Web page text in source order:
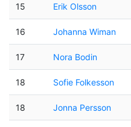
15 Erik Olsson
16 Johanna Wiman
17 Nora Bodin
18 Sofie Folkesson
18 Jonna Persson